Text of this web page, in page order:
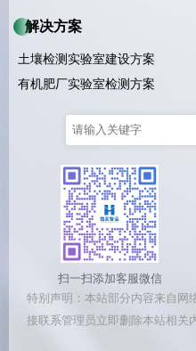
解决方案
土壤检测实验室建设方案
有机肥厂实验室检测方案
扫一扫添加客服微信
特别声明：本站部分内容来自网
接联系管理员立即删除本站相关